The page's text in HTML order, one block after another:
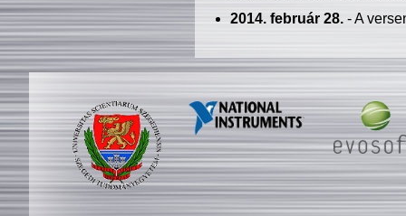
2014. február 28.- A